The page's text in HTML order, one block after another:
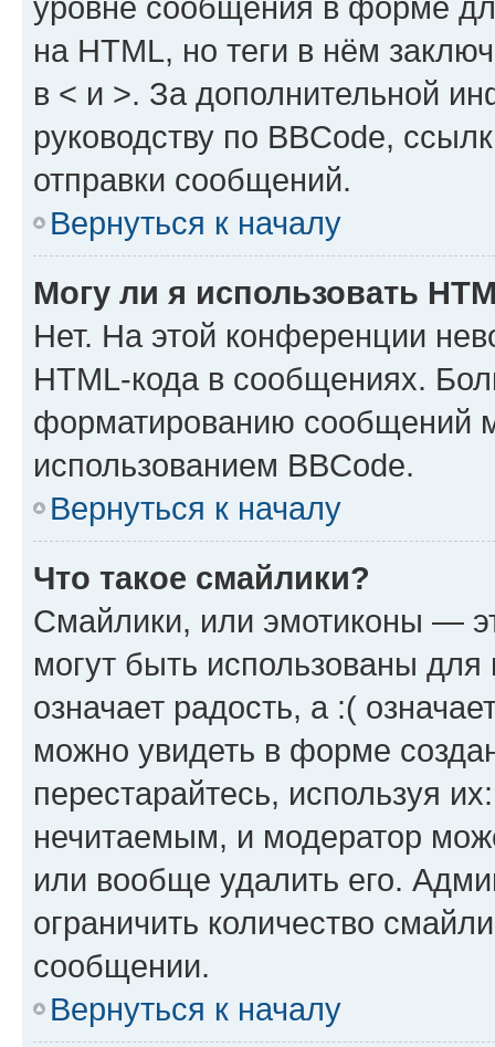
на HTML, но теги в нём
в < и >. За дополнительной
руководству по BBCode,
отправки сообщений.
Вернуться к началу
Могу ли я использовать
Нет. На этой конференции
HTML-кода в сообщениях.
форматированию сообщений
использованием BBCode.
Вернуться к началу
Что такое смайлики?
Смайлики, или эмотиконы —
могут быть использованы
означает радость, а :(
можно увидеть в форме
перестарайтесь, используя
нечитаемым, и модератор
или вообще удалить его.
ограничить количество
сообщении.
Вернуться к началу